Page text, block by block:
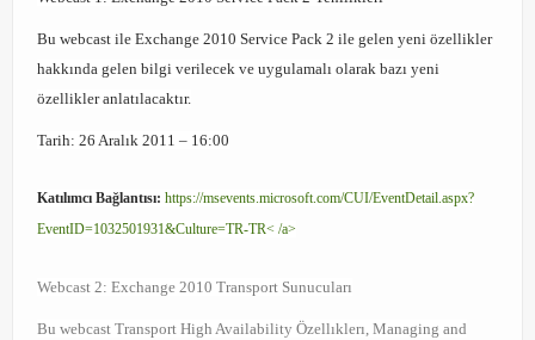
PHP & MySQL
Exchange
Bu webcast ile Exchange 2010 Service Pack 2 ile gelen yeni özellikler
hakkında gelen bilgi verilecek ve uygulamalı olarak bazı yeni
özellikler anlatılacaktır.
Tarih: 26 Aralık 2011 – 16:00
Katılımcı Bağlantısı: https://msevents.microsoft.com/CUI/EventDetail.aspx?
EventID=1032501931&Culture=TR-TR< /a>
Webcast 2: Exchange 2010 Transport Sunucuları
Bu webcast Transport High Availability Özellıklerı, Managing and